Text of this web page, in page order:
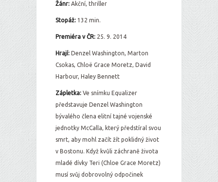
Žánr: Akční, thriller
Stopáž: 132 min.
Premiéra v ČR: 25. 9. 2014
Hrají: Denzel Washington, Marton
Csokas, Chloë Grace Moretz, David
Harbour, Haley Bennett
Zápletka: Ve snímku Equalizer
představuje Denzel Washington
bývalého člena elitní tajné vojenské
jednotky McCalla, který předstíral svou
smrt, aby mohl začít žít poklidný život
v Bostonu. Když kvůli záchraně života
mladé dívky Teri (Chloe Grace Moretz)
musí svůj dobrovolný odpočinek